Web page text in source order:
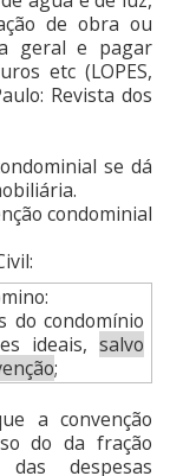
de obra ou
geral e pagar
etc (LOPES,
Revista dos
se dá
condominial
do condomínio
ideais,salvo
;
a convenção
do da fração
despesas